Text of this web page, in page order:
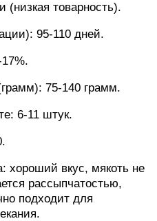
(низкая товарность).
95-110 дней.
75-140 грамм.
6-11 штук.
хороший вкус, мякоть не
рассыпчатостью,
подходит для